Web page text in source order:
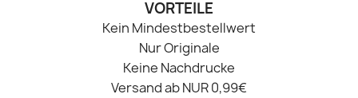
VORTEILE
Kein Mindestbestellwert
Nur Originale
Keine Nachdrucke
Versand ab NUR 0,99€